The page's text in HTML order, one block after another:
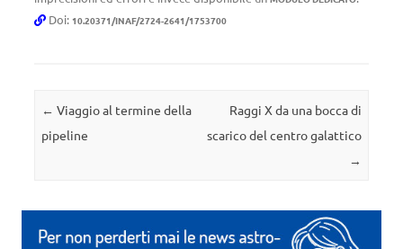
Doi: 10.20371/INAF/2724-2641/1753700
Navigazione articolo
← Viaggio al termine della
pipeline
Raggi X da una bocca di
scarico del centro galattico
→